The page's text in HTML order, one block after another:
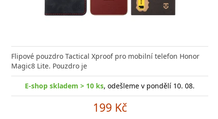
Flipové pouzdro Tactical Xproof pro mobilní telefon Honor
Magic8 Lite. Pouzdro je
E-shop skladem > 10 ks, odešleme v pondělí 10. 08.
199 Kč